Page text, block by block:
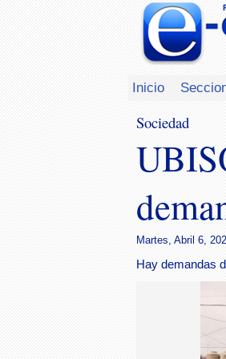
Inicio
Sociedad
Martes, Abril 6,
Hay demandas